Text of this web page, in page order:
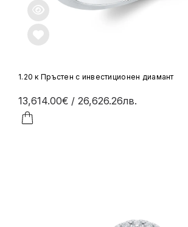
1.20 к Пръстен с инвестиционен диамант
13,614.00€ / 26,626.26лв.